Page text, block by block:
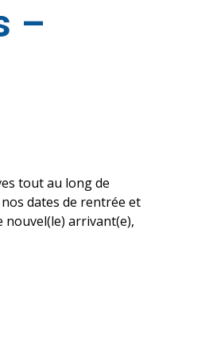
–
tout au long de
dates de rentrée et
arrivant(e),